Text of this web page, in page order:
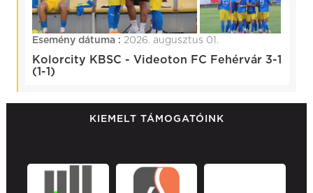
Esemény dátuma : 2026. augusztus 01.
Kolorcity KBSC - Videoton FC Fehérvár 3-1
(1-1)
KIEMELT TÁMOGATÓINK